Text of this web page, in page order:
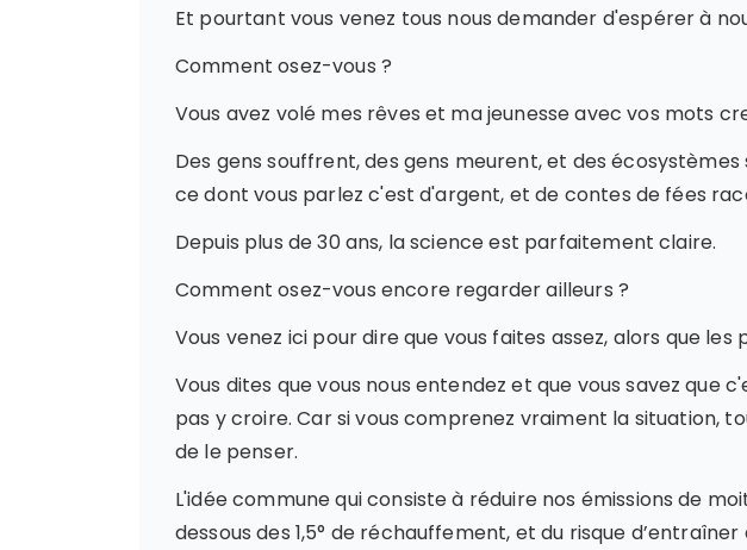
Et pourtant vous venez tous nous demander d'espérer à
Comment osez-vous ?
Vous avez volé mes rêves et ma jeunesse avec vos mots
Des gens souffrent, des gens meurent, et des
ce dont vous parlez c'est d'argent, et de contes de fées
Depuis plus de 30 ans, la science est parfaitement claire.
Comment osez-vous encore regarder ailleurs ?
Vous venez ici pour dire que vous faites assez, alors que
Vous dites que vous nous entendez et que vous savez que
pas y croire. Car si vous comprenez vraiment la situation,
de le penser.
L'idée commune qui consiste à réduire nos émissions de
dessous des 1,5° de réchauffement, et du risque